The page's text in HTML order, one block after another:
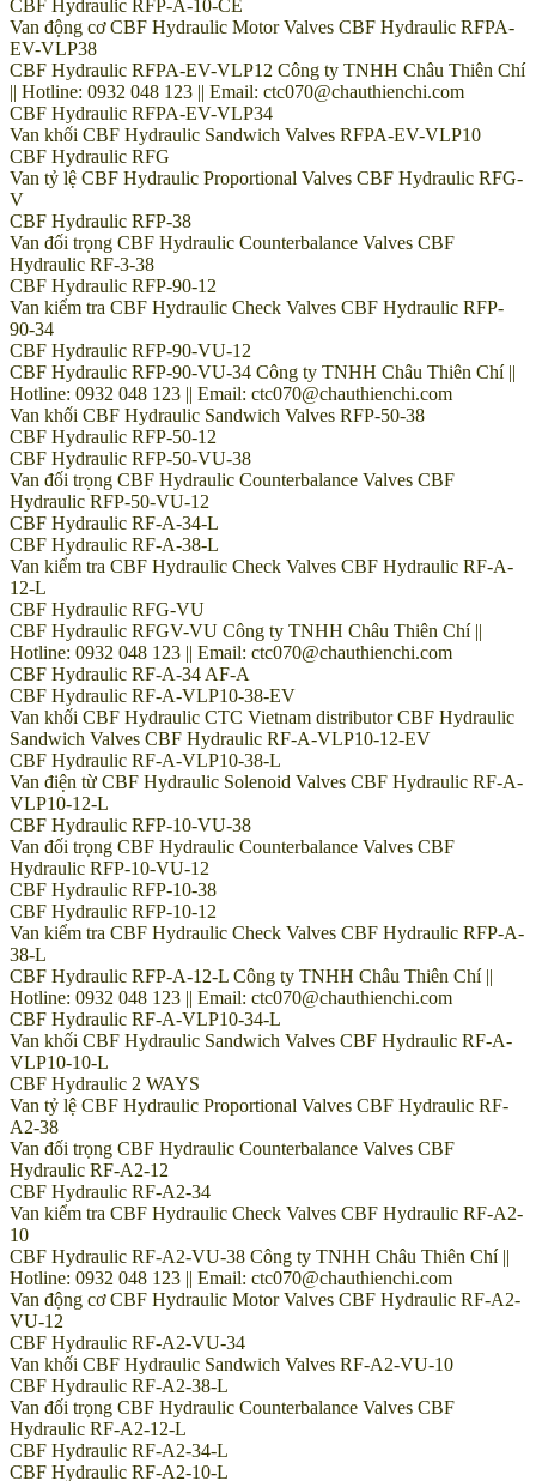
CBF Hydraulic RFP-A-10-CE
Van động cơ CBF Hydraulic Motor Valves CBF Hydraulic RFPA-
EV-VLP38
CBF Hydraulic RFPA-EV-VLP12 Công ty TNHH Châu Thiên Chí
|| Hotline: 0932 048 123 || Email: ctc070@chauthienchi.com
CBF Hydraulic RFPA-EV-VLP34
Van khối CBF Hydraulic Sandwich Valves RFPA-EV-VLP10
CBF Hydraulic RFG
Van tỷ lệ CBF Hydraulic Proportional Valves CBF Hydraulic RFG-
V
CBF Hydraulic RFP-38
Van đối trọng CBF Hydraulic Counterbalance Valves CBF
Hydraulic RF-3-38
CBF Hydraulic RFP-90-12
Van kiểm tra CBF Hydraulic Check Valves CBF Hydraulic RFP-
90-34
CBF Hydraulic RFP-90-VU-12
CBF Hydraulic RFP-90-VU-34 Công ty TNHH Châu Thiên Chí ||
Hotline: 0932 048 123 || Email: ctc070@chauthienchi.com
Van khối CBF Hydraulic Sandwich Valves RFP-50-38
CBF Hydraulic RFP-50-12
CBF Hydraulic RFP-50-VU-38
Van đối trọng CBF Hydraulic Counterbalance Valves CBF
Hydraulic RFP-50-VU-12
CBF Hydraulic RF-A-34-L
CBF Hydraulic RF-A-38-L
Van kiểm tra CBF Hydraulic Check Valves CBF Hydraulic RF-A-
12-L
CBF Hydraulic RFG-VU
CBF Hydraulic RFGV-VU Công ty TNHH Châu Thiên Chí ||
Hotline: 0932 048 123 || Email: ctc070@chauthienchi.com
CBF Hydraulic RF-A-34 AF-A
CBF Hydraulic RF-A-VLP10-38-EV
Van khối CBF Hydraulic CTC Vietnam distributor CBF Hydraulic
Sandwich Valves CBF Hydraulic RF-A-VLP10-12-EV
CBF Hydraulic RF-A-VLP10-38-L
Van điện từ CBF Hydraulic Solenoid Valves CBF Hydraulic RF-A-
VLP10-12-L
CBF Hydraulic RFP-10-VU-38
Van đối trọng CBF Hydraulic Counterbalance Valves CBF
Hydraulic RFP-10-VU-12
CBF Hydraulic RFP-10-38
CBF Hydraulic RFP-10-12
Van kiểm tra CBF Hydraulic Check Valves CBF Hydraulic RFP-A-
38-L
CBF Hydraulic RFP-A-12-L Công ty TNHH Châu Thiên Chí ||
Hotline: 0932 048 123 || Email: ctc070@chauthienchi.com
CBF Hydraulic RF-A-VLP10-34-L
Van khối CBF Hydraulic Sandwich Valves CBF Hydraulic RF-A-
VLP10-10-L
CBF Hydraulic 2 WAYS
Van tỷ lệ CBF Hydraulic Proportional Valves CBF Hydraulic RF-
A2-38
Van đối trọng CBF Hydraulic Counterbalance Valves CBF
Hydraulic RF-A2-12
CBF Hydraulic RF-A2-34
Van kiểm tra CBF Hydraulic Check Valves CBF Hydraulic RF-A2-
10
CBF Hydraulic RF-A2-VU-38 Công ty TNHH Châu Thiên Chí ||
Hotline: 0932 048 123 || Email: ctc070@chauthienchi.com
Van động cơ CBF Hydraulic Motor Valves CBF Hydraulic RF-A2-
VU-12
CBF Hydraulic RF-A2-VU-34
Van khối CBF Hydraulic Sandwich Valves RF-A2-VU-10
CBF Hydraulic RF-A2-38-L
Van đối trọng CBF Hydraulic Counterbalance Valves CBF
Hydraulic RF-A2-12-L
CBF Hydraulic RF-A2-34-L
CBF Hydraulic RF-A2-10-L